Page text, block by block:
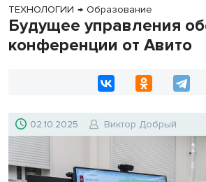
ТЕХНОЛОГИИ → Образование
Будущее управления
конференции от Авито
02.10.2025 Виктор Добрый